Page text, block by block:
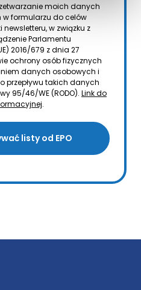
moich danych
formularzu do celów
newsletteru, w związku z
Parlamentu
2016/679 z dnia 27
ochrony osób fizycznych
danych osobowych i
przepływu takich danych
95/46/WE (RODO). Link do
.
listy od EPO